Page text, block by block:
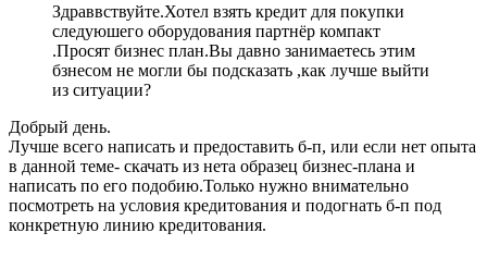
Здраввствуйте.Хотел взять кредит для покупки
следуюшего оборудования партнёр компакт
.Просят бизнес план.Вы давно занимаетесь этим
бзнесом не могли бы подсказать ,как лучше выйти
из ситуации?
Добрый день.
Лучше всего написать и предоставить б-п, или если нет опыта
в данной теме- скачать из нета образец бизнес-плана и
написать по его подобию.Только нужно внимательно
посмотреть на условия кредитования и подогнать б-п под
конкретную линию кредитования.